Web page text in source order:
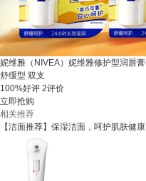
妮维雅（NIVEA）妮维雅修护型润唇
舒缓型 双支
100%好评 2评价
立即抢购
相关推荐
【洁面推荐】保湿洁面，呵护肌肤健康